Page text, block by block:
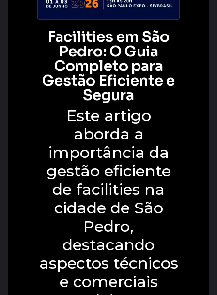
Facilities em São
Pedro: O Guia
Completo para
Gestão Eficiente e
Segura
Este artigo
aborda a
importância da
gestão eficiente
de facilities na
cidade de São
Pedro,
destacando
aspectos técnicos
e comerciais